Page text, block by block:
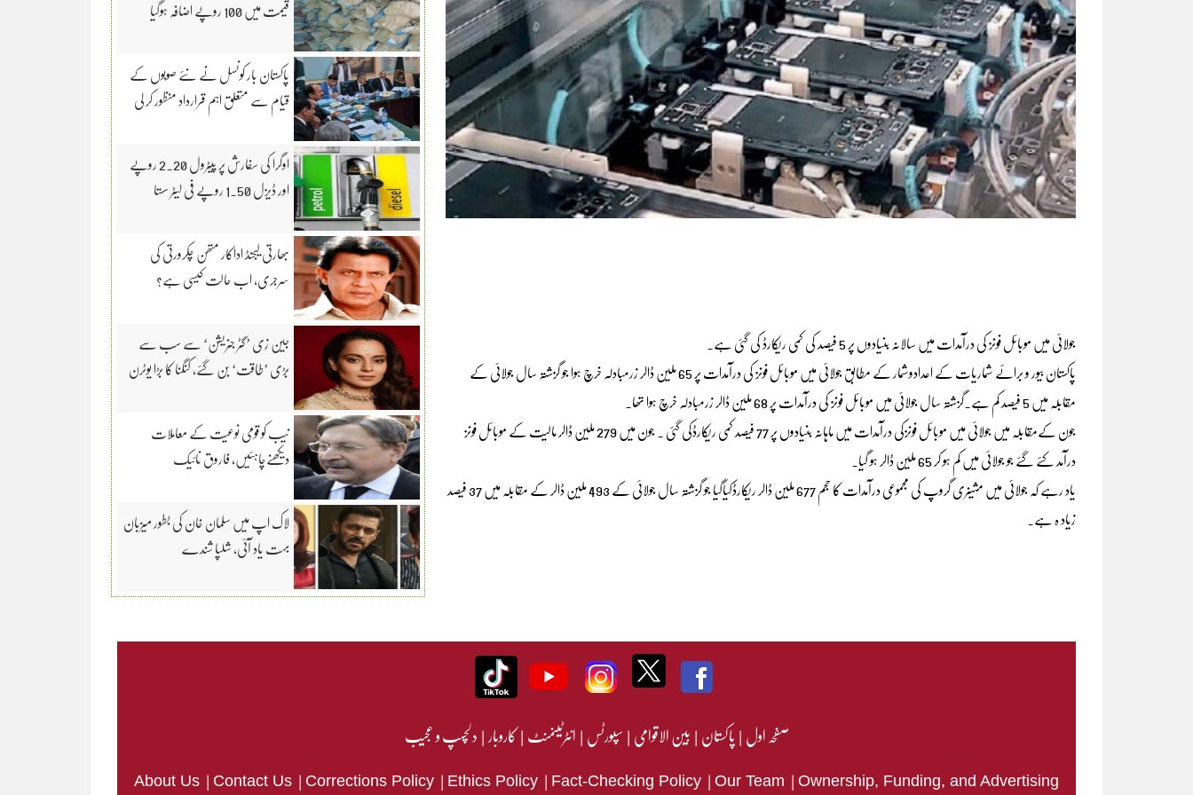
جولائی میں موبائل فونز کی درآمدات میں سالانہ بنیادوں پر 5 فیصد کی کمی ریکارڈ کی گئی ہے۔
پاکستان بیور و برائے شماریات کے اعدادوشمار کے مطابق جولائی میں موبائل فونز کی درآمدات پر 65 ملین ڈالر زرمبادلہ خرچ ہوا جو گزشتہ سال جولائی کے
مقابلہ میں 5 فیصد کم ہے۔گزشتہ سال جولائی میں موبائل فونز کی درآمدات پر 68 ملین ڈالر زرمبادلہ خرچ ہوا تھا۔
جون کےمقابلہ میں جولائی میں موبائل فونزکی درآمدات میں ماہانہ بنیادوں پر 77 فیصد کمی ریکارڈکی گئی ۔ جون میں 279 ملین ڈالر مالیت کے موبائل فونز
درآمد کئے گئے جو جولائی میں کم ہو کر 65 ملین ڈالر ہو گیا۔
یاد رہے کہ جولائی میں مشینری گروپ کی مجموعی درآمدات کا حجم 677 ملین ڈالر ریکارڈکیاگیا جو گزشتہ سال جولائی کے 493 ملین ڈالر کے مقابلہ میں 37 فیصد
زیاد ہ ہے۔
قیمت میں 100 روپے اضافہ ہوگیا
پاکستان بار کونسل نے نئے صوبوں کے
قیام سے متعلق اہم قرارداد منظور کر لی
اوگرا کی سفارش پر پیٹرول 2.20 روپے
اور ڈیزل 1.50 روپے فی لیٹر سستا
بھارتی لیجنڈ اداکار متھن چکرورتی کی
سرجری، اب حالت کیسی ہے؟
جین زی ’گٹر جنریشن‘ سے سب سے
بڑی ’طاقت‘ بن گئے، کنگنا کا بڑا یوٹرن
نیب کو قومی نوعیت کے معاملات
دیکھنےچاہئیں، فاروق نائیک
لاک اپ میں سلمان خان کی بطور میزبان
بہت یاد آئی، شلپا شندے
صفحہ اول|پاکستان|بین الاقوامی|سپورٹس|انٹرٹینمنٹ|کاروبار|دلچسپ و عجیب
About Us | Contact Us | Corrections Policy | Ethics Policy | Fact-Checking Policy | Our Team | Ownership, Funding, and Advertising